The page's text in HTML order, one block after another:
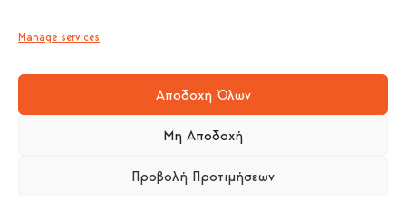
Manage services
Αποδοχή Όλων
Μη Αποδοχή
Προβολή Προτιμήσεων
Τρίτη - Πέμπτη - Παρασκευή: 8:30-14:00
© 2023 ΓΑΒΡΙΛΑΣ ΧΡΗΣΤΟΣ & ΣΙΑ Ο.Ε. All rights